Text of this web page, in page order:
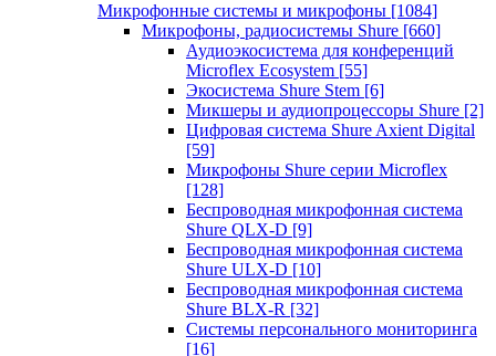
Микрофонные системы и микрофоны [1084]
Микрофоны, радиосистемы Shure [660]
Аудиоэкосистема для конференций
Microflex Ecosystem [55]
Экосистема Shure Stem [6]
Микшеры и аудиопроцессоры Shure [2]
Цифровая система Shure Axient Digital
[59]
Микрофоны Shure серии Microflex
[128]
Беспроводная микрофонная система
Shure QLX-D [9]
Беспроводная микрофонная система
Shure ULX-D [10]
Беспроводная микрофонная система
Shure BLX-R [32]
Системы персонального мониторинга
[16]